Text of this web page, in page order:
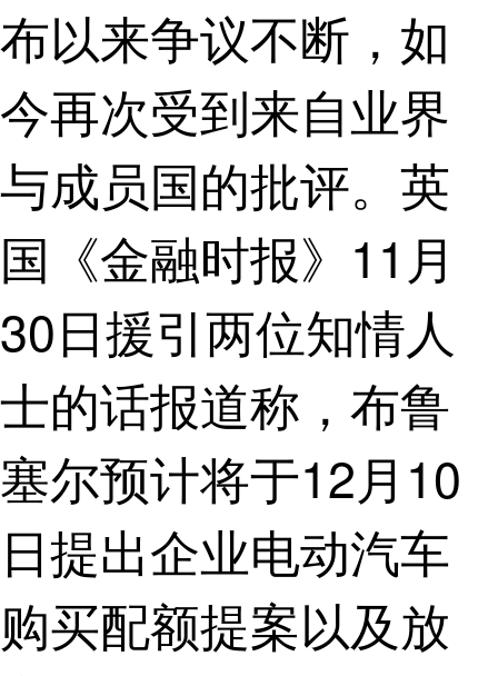
布以来争议不断，如
今再次受到来自业界
与成员国的批评。英
国《金融时报》11月
30日援引两位知情人
士的话报道称，布鲁
塞尔预计将于12月10
日提出企业电动汽车
购买配额提案以及放